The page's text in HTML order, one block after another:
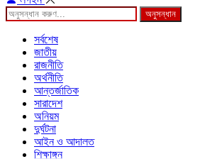
অনুসন্ধান
সর্বশেষ
জাতীয়
রাজনীতি
অর্থনীতি
আন্তর্জাতিক
সারাদেশ
অনিয়ম
দুর্ঘটনা
আইন ও আদালত
শিক্ষাঙ্গন